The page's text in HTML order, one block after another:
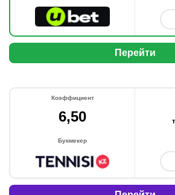
Перейти
Коэффициент
6,50
Букмекер